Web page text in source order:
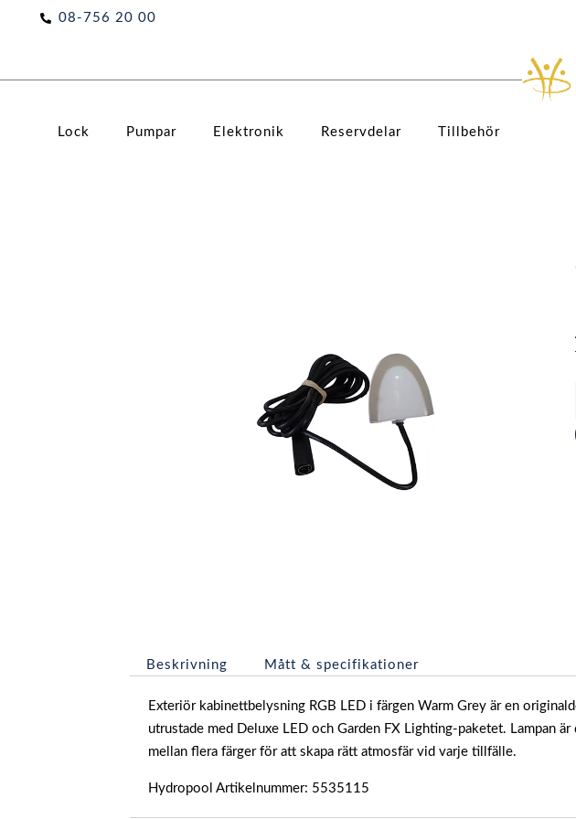
08-756 20 00
Lock Pumpar Elektronik Reservdelar Tillbehör
Beskrivning Mått & specifikationer
Exteriör kabinettbelysning RGB LED i färgen Warm Grey är en
utrustade med Deluxe LED och Garden FX Lighting-paketet. Lampan
mellan flera färger för att skapa rätt atmosfär vid varje tillfälle.
Hydropool Artikelnummer: 5535115